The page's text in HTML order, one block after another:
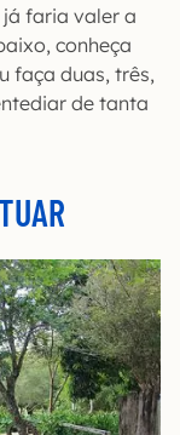
faria valer a
conheça
faça duas, três,
de tanta